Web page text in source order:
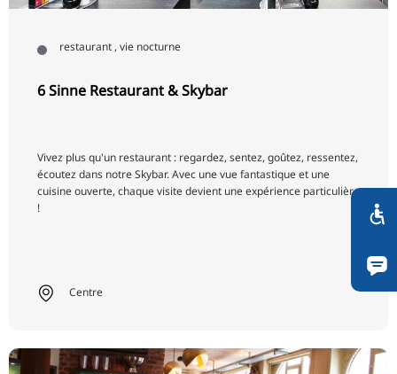
restaurant , vie nocturne
6 Sinne Restaurant & Skybar
Vivez plus qu'un restaurant : regardez, sentez, goûtez, ressentez,
écoutez dans notre Skybar. Avec une vue fantastique et une
cuisine ouverte, chaque visite devient une expérience particulière
!
Centre